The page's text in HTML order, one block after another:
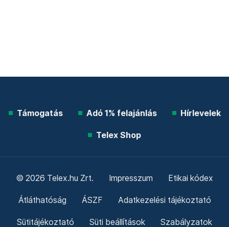
Támogatás Adó 1% felajánlás Hírlevelek
Telex Shop
© 2026 Telex.hu Zrt. Impresszum Etikai kódex
Átláthatóság ÁSZF Adatkezelési tájékoztató
Sütitájékoztató Süti beállítások Szabályzatok